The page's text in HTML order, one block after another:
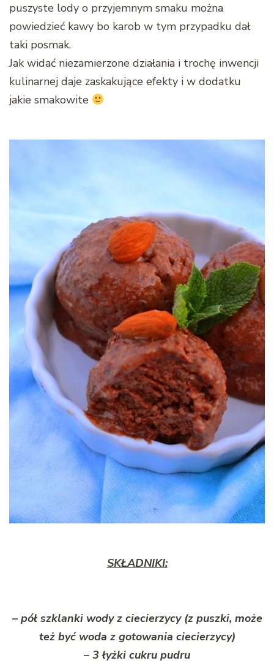
puszyste lody o przyjemnym smaku można
powiedzieć kawy bo karob w tym przypadku dał
taki posmak.
Jak widać niezamierzone działania i trochę inwencji
kulinarnej daje zaskakujące efekty i w dodatku
jakie smakowite
SKŁADNIKI:
– pół szklanki wody z ciecierzycy (z puszki, może
też być woda z gotowania ciecierzycy)
– 3 łyżki cukru pudru